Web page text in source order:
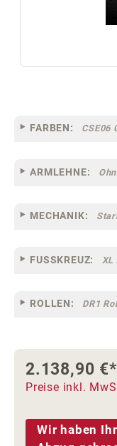
FARBEN: CSE06
ARMLEHNE:
MECHANIK:
FUSSKREUZ:
ROLLEN: DR1
2.138,90 €*
Preise inkl.
Wir haben